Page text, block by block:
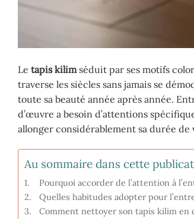
Le tapis kilimséduit par ses motifs
traverse les siècles sans jamais se
toute sa beauté année après année.
d’œuvre a besoin d’attentions
allonger considérablement sa durée de
Au sommaire dans cette
Pourquoi accorder de l’attention à
Quelles habitudes adopter pour
Comment nettoyer son tapis kilim en